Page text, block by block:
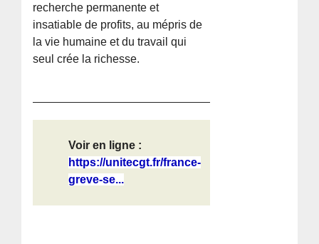
recherche permanente et
insatiable de profits, au mépris de
la vie humaine et du travail qui
seul crée la richesse.
Voir en ligne :
https://unitecgt.fr/france-
greve-se...